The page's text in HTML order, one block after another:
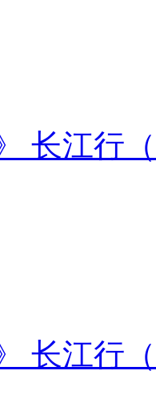
长江行
长江行